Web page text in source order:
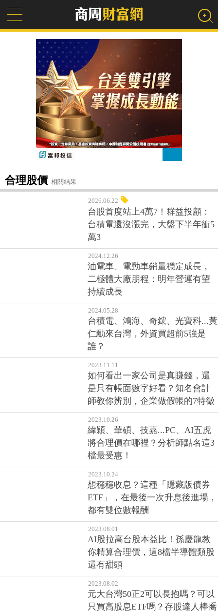
合理股價 相關結果
2026.06.22
台股首度站上4萬7！群益投顧：
台積電還沒漲完，大盤下半年衝5
萬3
2024.12.26
油電車、電動車銷量穩定成長，
二極體大廠朋程：明年營運有望
持續成長
2024.05.28
台積電、鴻海、奇鋐、光寶科...黃
仁勳來台灣，外資買超前5強是
誰？
2023.11.11
如何看出一家公司是真賺錢，還
是只有帳面數字好看？知名會計
師教你辨別，企業做假帳的7特徵
2023.10.26
緯穎、華碩、技嘉...PC、AI五虎
將合理價在哪裡？分析師點名這3
檔最受惠！
2023.10.24
想穩穩收息？這種「隱藏版債券
ETF」，在最後一次升息後進場，
都有雙位數報酬
2023.08.01
AI股拉高台股本益比！孫慶龍教
你精算合理價，這8檔半導體類股
還有甜頭
2023.08.02
元大台灣50正2可以長抱嗎？可以
只買高股息ETF嗎？存股達人棒喬